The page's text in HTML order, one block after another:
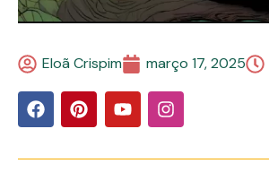
Eloã Crispim março 17, 2025